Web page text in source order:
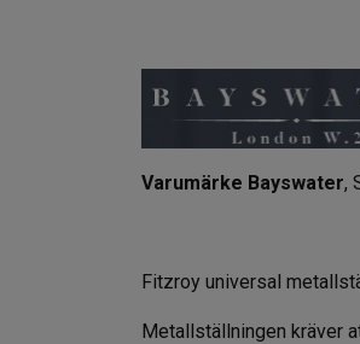
Varumärke Bayswater,
Fitzroy universal
Metallställningen kräver